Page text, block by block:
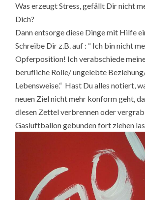
Was erzeugt Stress, gefällt Dir nicht
Dich?
Dann entsorge diese Dinge mit Hilfe
Schreibe Dir z.B. auf : “ Ich bin nicht
Opferposition! Ich verabschiede
berufliche Rolle/ ungelebte
Lebensweise.“ Hast Du alles notiert,
neuen Ziel nicht mehr konform geht,
diesen Zettel verbrennen oder
Gasluftballon gebunden fort ziehen